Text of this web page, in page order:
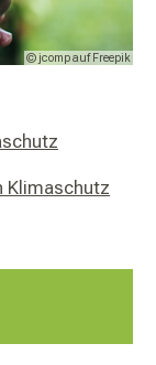
© jcomp auf Freepik
Klimaschutz